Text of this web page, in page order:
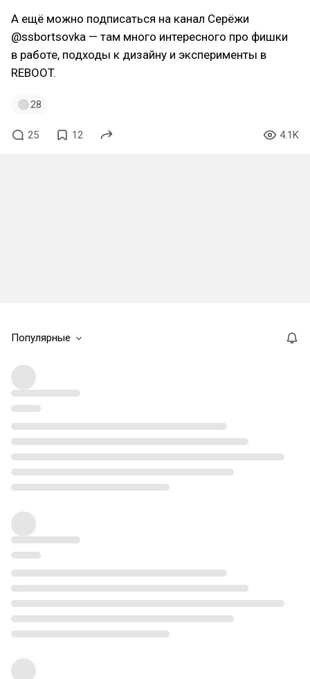
А ещё можно подписаться на канал Серёжи
@ssbortsovka — там много интересного про фишки
в работе, подходы к дизайну и эксперименты в
REBOOT.
28
25 12 4.1K
Популярные